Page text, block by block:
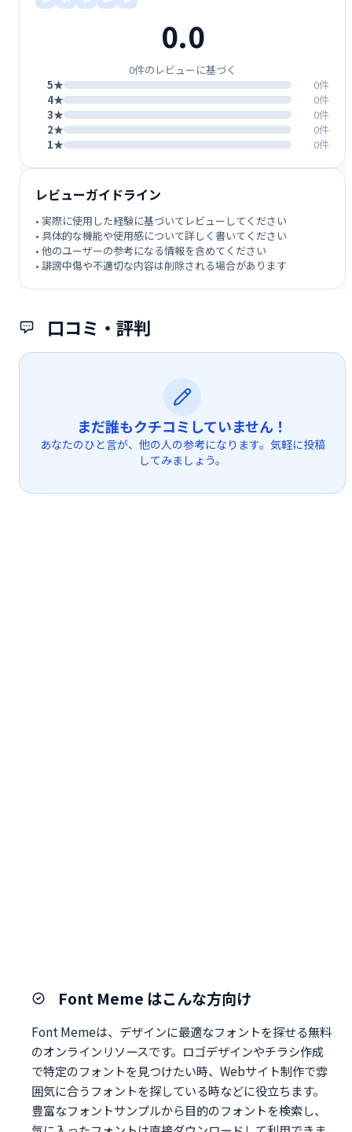
口コミ・評判
まだ誰もクチコミしていません！
あなたのひと言が、他の人の参考になります。気軽に投稿
してみましょう。
0.0
0件のレビューに基づく
5★
0件
4★
0件
3★
0件
2★
0件
1★
0件
レビューガイドライン
• 実際に使用した経験に基づいてレビューしてください
• 具体的な機能や使用感について詳しく書いてください
• 他のユーザーの参考になる情報を含めてください
• 誹謗中傷や不適切な内容は削除される場合があります
Font Meme はこんな方向け
Font Memeは、デザインに最適なフォントを探せる無料
のオンラインリソースです。ロゴデザインやチラシ作成
で特定のフォントを見つけたい時、Webサイト制作で雰
囲気に合うフォントを探している時などに役立ちます。
豊富なフォントサンプルから目的のフォントを検索し、